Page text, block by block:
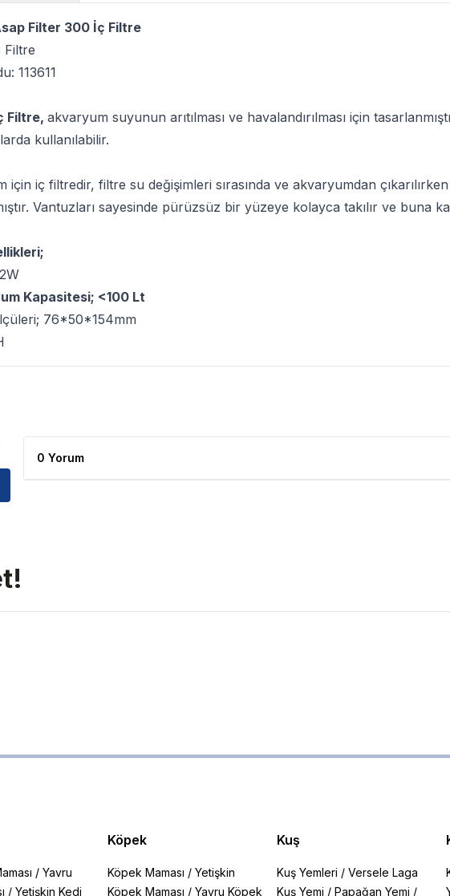
Filter 300 İç Filtre
Filtre
113611
Filtre, akvaryum suyunun arıtılması ve havalandırılması için
kullanılabilir.
için iç filtredir, filtre su değişimleri sırasında ve akvaryumdan
Vantuzları sayesinde pürüzsüz bir yüzeye kolayca takılır ve buna
Kapasitesi; <100 Lt
76*50*154mm
0 Yorum
/ Yavru
/ Yetişkin Kedi
Köpek
Köpek Maması /Yetişkin
Köpek Maması /Yavru Köpek
Kuş
Kuş Yemleri / Versele Laga
Kuş Yemi / Papağan Yemi /